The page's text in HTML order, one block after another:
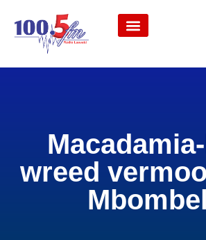
wreed